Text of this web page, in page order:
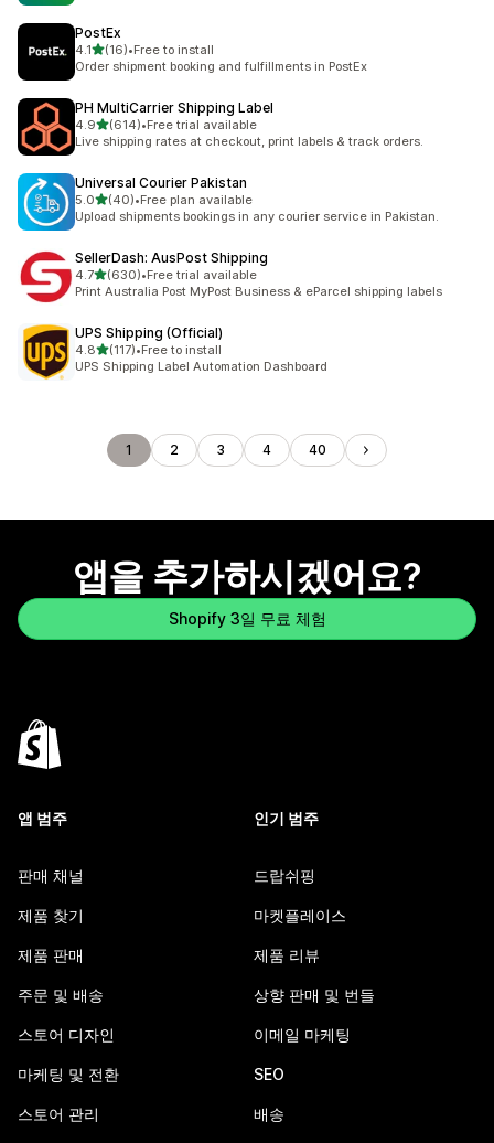
PostEx
4.1별 5개 중
(16)
총 리뷰 16개
•Free to install
Order shipment booking and fulfillments in PostEx
PH MultiCarrier Shipping Label
4.9별 5개 중
(614)
총 리뷰 614개
•Free trial available
Live shipping rates at checkout, print labels & track orders.
Universal Courier Pakistan
5.0별 5개 중
(40)
총 리뷰 40개
•Free plan available
Upload shipments bookings in any courier service in Pakistan.
SellerDash: AusPost Shipping
4.7별 5개 중
(630)
총 리뷰 630개
•Free trial available
Print Australia Post MyPost Business & eParcel shipping labels
UPS Shipping (Official)
4.8별 5개 중
(117)
총 리뷰 117개
•Free to install
UPS Shipping Label Automation Dashboard
1 2 3 4 40
앱을 추가하시겠어요?
Shopify 3일 무료 체험
앱 범주
판매 채널
제품 찾기
제품 판매
주문 및 배송
스토어 디자인
마케팅 및 전환
스토어 관리
인기 범주
드랍쉬핑
마켓플레이스
제품 리뷰
상향 판매 및 번들
이메일 마케팅
SEO
배송